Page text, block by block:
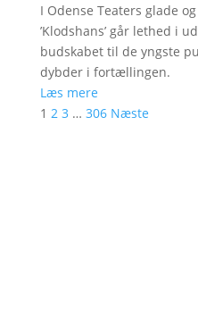
I Odense Teaters glade
’Klodshans’ går lethed i
budskabet til de yngste
dybder i fortællingen.
Læs mere
1 2 3 … 306 Næste